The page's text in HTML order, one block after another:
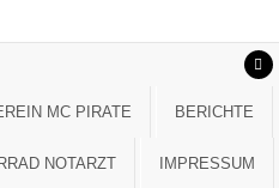
MC PIRATE BERICHTE
NOTARZT IMPRESSUM